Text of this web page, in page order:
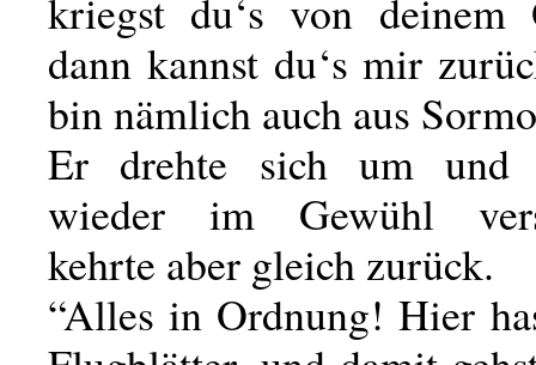
kriegst du‘s von deinem
dann kannst du‘s mir
bin nämlich auch aus
Er drehte sich um und
wieder im Gewühl
kehrte aber gleich zurück.
“Alles in Ordnung! Hier